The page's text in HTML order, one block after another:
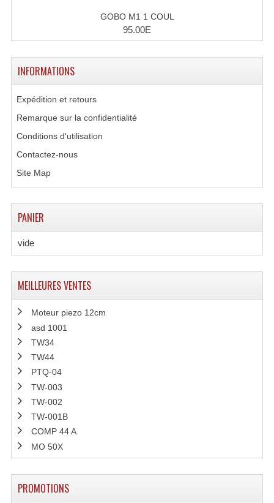
Flight Case Plasma Et Écran LCD
Flight Case Régie
Flight-Case CDs Et Disques Vinyls
Malle Flight Multi-Usage
Meubles DJ
Rack 19" PRO Betonex
Rack 19" Standard Betonex
Rack 19" STYLE VSR (capot En L)
Machines À Effets Fumées, Mousses, Liquid
GOBO M1 1 COUL
95.00E
INFORMATIONS
Expédition et retours
Remarque sur la confidentialité
Conditions d'utilisation
Contactez-nous
Site Map
PANIER
vide
MEILLEURES VENTES
Moteur piezo 12cm
asd 1001
TW34
TW44
PTQ-04
TW-003
TW-002
TW-001B
COMP 44 A
MO 50X
PROMOTIONS